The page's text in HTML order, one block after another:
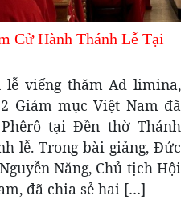
Cử Hành Thánh Lễ Tại
lễ viếng thăm Ad limina,
Giám mục Việt Nam đã
tại Đền thờ Thánh
lễ. Trong bài giảng, Đức
Năng, Chủ tịch Hội
đã chia sẻ hai […]